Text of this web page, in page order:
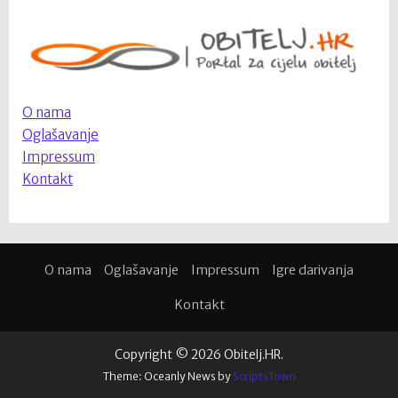
O nama
Oglašavanje
Impressum
Kontakt
O nama Oglašavanje Impressum Igre darivanja
Kontakt
Copyright © 2026 Obitelj.HR.
Theme: Oceanly News by ScriptsTown